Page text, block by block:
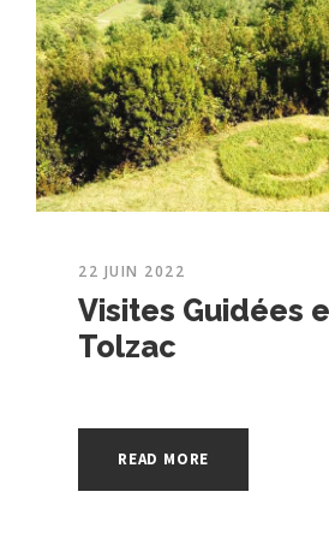
22 JUIN 2022
Visites Guidées
Tolzac
READ MORE